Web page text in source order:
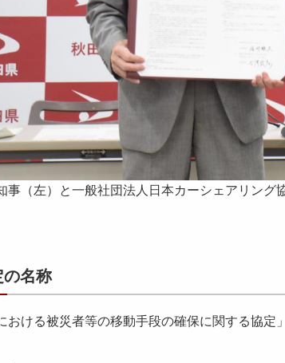
左）と一般社団法人日本カーシェアリング
の名称
ける被災者等の移動手段の確保に関する協定」